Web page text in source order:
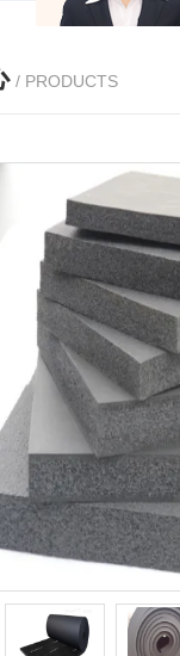
/ PRODUCTS